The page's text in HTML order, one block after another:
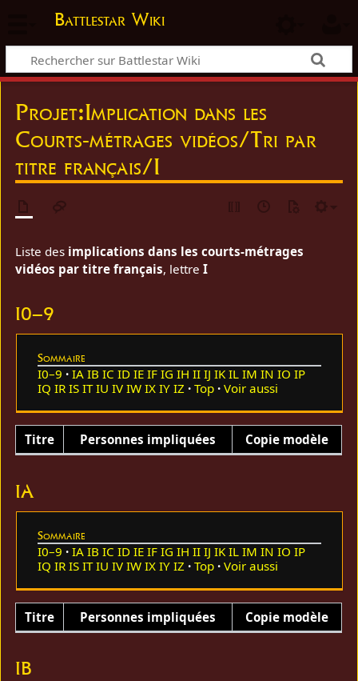
Battlestar Wiki
Projet:Implication dans les
Courts-métrages vidéos/Tri par
titre français/I
Liste des implications dans les courts-métrages
vidéos par titre français, lettreI
I0–9
Sommaire
I0–9 IA IB IC ID IE IF IG IH II IJ IK IL IM IN IO IP
IQ IR IS IT IU IV IW IX IY IZ Top Voir aussi
Titre Personnes impliquées Copie modèle
IA
Sommaire
I0–9 IA IB IC ID IE IF IG IH II IJ IK IL IM IN IO IP
IQ IR IS IT IU IV IW IX IY IZ Top Voir aussi
Titre Personnes impliquées Copie modèle
IB